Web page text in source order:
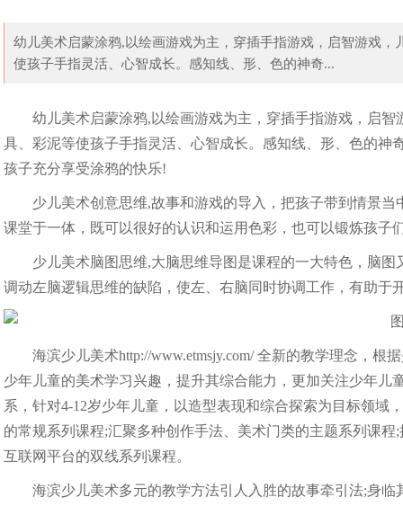
幼儿美术启蒙涂鸦,以绘画游戏为主，穿插手指游戏，启智游戏
使孩子手指灵活、心智成长。感知线、形、色的神奇...
幼儿美术启蒙涂鸦,以绘画游戏为主，穿插手指游戏，启
具、彩泥等使孩子手指灵活、心智成长。感知线、形、色的
孩子充分享受涂鸦的快乐!
少儿美术创意思维,故事和游戏的导入，把孩子带到情景
课堂于一体，既可以很好的认识和运用色彩，也可以锻炼孩子
少儿美术脑图思维,大脑思维导图是课程的一大特色，脑
调动左脑逻辑思维的缺陷，使左、右脑同时协调工作，有助于
海滨少儿美术http://www.etmsjy.com/全新的教学理念，根
少年儿童的美术学习兴趣，提升其综合能力，更加关注少年
系，针对4-12岁少年儿童，以造型表现和综合探索为目标领
的常规系列课程;汇聚多种创作手法、美术门类的主题系列课
互联网平台的双线系列课程。
海滨少儿美术多元的教学方法引人入胜的故事牵引法;身